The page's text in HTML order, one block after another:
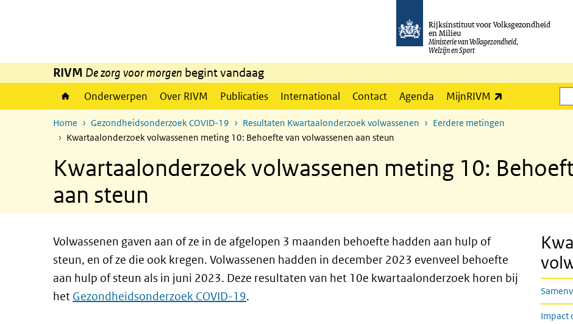
Rijksinstituut voor Volksgezondheid
en Milieu
Ministerie van Volksgezondheid,
Welzijn en Sport
RIVM De zorg voor morgen begint vandaag
Onderwerpen Over RIVM Publicaties International Contact Agenda MijnRIVM
Home Gezondheidsonderzoek COVID-19 Resultaten Kwartaalonderzoek volwassenen
Eerdere metingen
Kwartaalonderzoek volwassenen meting 10: Behoefte van volwassenen aan steun
Kwartaalonderzoek volwassenen meting 10:
aan steun
Volwassenen gaven aan of ze in de afgelopen 3 maanden behoefte hadden aan hulp of
steun, en of ze die ook kregen. Volwassenen hadden in december 2023 evenveel behoefte
aan hulp of steun als in juni 2023. Deze resultaten van het 10e kwartaalonderzoek horen bij
het Gezondheidsonderzoek COVID-19.
Impact